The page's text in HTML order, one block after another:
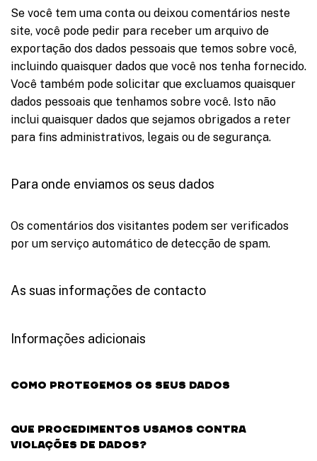
Se você tem uma conta ou deixou comentários neste
site, você pode pedir para receber um arquivo de
exportação dos dados pessoais que temos sobre você,
incluindo quaisquer dados que você nos tenha fornecido.
Você também pode solicitar que excluamos quaisquer
dados pessoais que tenhamos sobre você. Isto não
inclui quaisquer dados que sejamos obrigados a reter
para fins administrativos, legais ou de segurança.
Para onde enviamos os seus dados
Os comentários dos visitantes podem ser verificados
por um serviço automático de detecção de spam.
As suas informações de contacto
Informações adicionais
Como protegemos os seus dados
Que procedimentos usamos contra
violações de dados?